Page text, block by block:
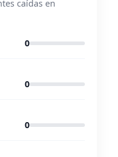
caídas en
0
0
0